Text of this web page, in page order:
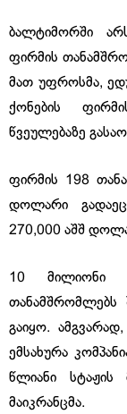
ბალტიმორში
ფირმის
მათ უფროსმა,
ქონების
წვეულებაზე
ფირმის 198
დოლარი
270,000 აშშ
10 მილიონი
თანამშრომლებს
გაიყო.
ემსახურა
წლიანი სტაჟის
მაიკრანცმა.